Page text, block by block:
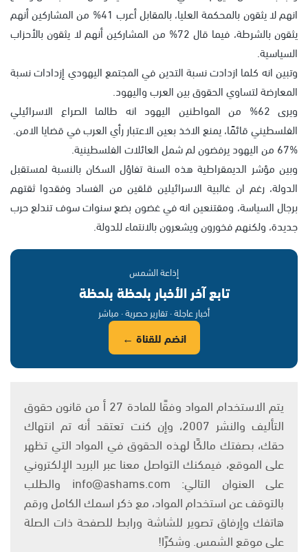
انهم لا يثقون بالمحكمة العليا، بالمقابل أعرب 41% من المشاركين أنهم
يثقون بالشرطة، فيما قال 72% من المشاركين أنهم لا يثقون بالأحزاب
السياسية.
وتبين انه كلما ازدادت نسبة التدين في المجتمع اليهودي إزدادات نسبة
المعارضة لتساوي الحقوق بين العرب واليهود.
ويرى 62% من المواطنين اليهود انه طالما الصراع الاسرائيلي
الفلسطيني قائمًا، يمنع الاخذ بعين الاعتبار رأي العرب في قضايا الامن.
67% من اليهود يرفضون لم شمل العائلات الفلسطينية.
وبين مؤشر الديمقراطية هذه السنة تفاؤل السكان بالنسبة لمستقبل
الدولة، رغم ان غالبية الاسرائيلين قلقين من الفساد وفقدوا ثقتهم
برجال السياسة، ومقتنعين انه في غضون بضع سنوات سوف تندلع حرب
جديدة، ولكنهم فخورون ويشعرون بالانتماء للدولة.
إذاعة الشمس
تابع آخر الأخبار بلحظة بلحظة
أخبار عاجلة · تقارير حصرية · مباشر
انضم للقناة ←
يتم الاستخدام المواد وفقًا للمادة 27 أ من قانون حقوق
التأليف والنشر 2007، وإن كنت تعتقد أنه تم انتهاك
حقك، بصفتك مالكًا لهذه الحقوق في المواد التي تظهر
على الموقع، فيمكنك التواصل معنا عبر البريد الإلكتروني
على العنوان التالي: info@ashams.com والطلب
بالتوقف عن استخدام المواد، مع ذكر اسمك الكامل ورقم
هاتفك وإرفاق تصوير للشاشة ورابط للصفحة ذات الصلة
على موقع الشمس. وشكرًا!